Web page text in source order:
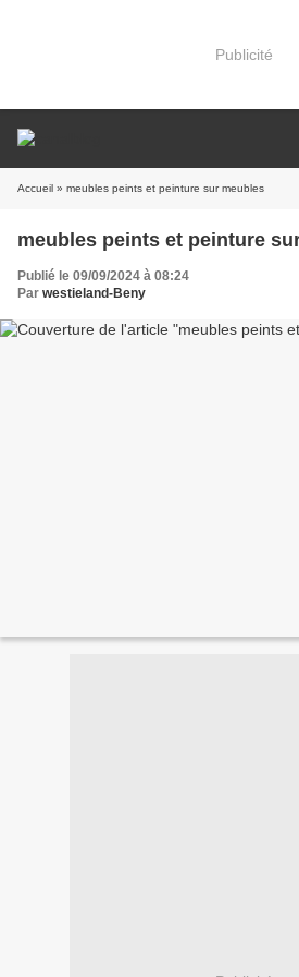
Publicité
Accueil » meubles peints et peinture sur meubles
meubles peints et peinture
Publié le 09/09/2024 à 08:24
Par westieland-Beny